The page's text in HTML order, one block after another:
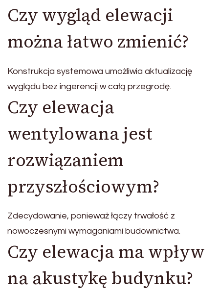
Czy wygląd elewacji
można łatwo zmienić?
Konstrukcja systemowa umożliwia aktualizację
wyglądu bez ingerencji w całą przegrodę.
Czy elewacja
wentylowana jest
rozwiązaniem
przyszłościowym?
Zdecydowanie, ponieważ łączy trwałość z
nowoczesnymi wymaganiami budownictwa.
Czy elewacja ma wpływ
na akustykę budynku?